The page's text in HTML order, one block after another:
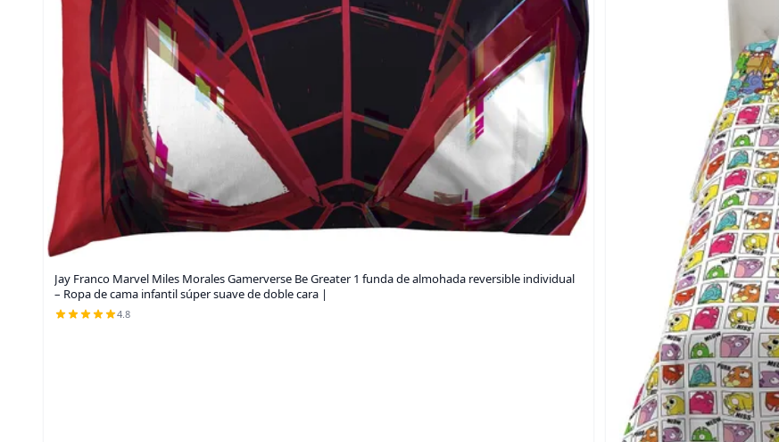
Jay Franco Marvel Miles Morales Gamerverse Be Greater 1 funda de almohada reversible individual
– Ropa de cama infantil súper suave de doble cara |
4.8